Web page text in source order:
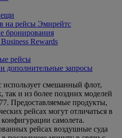
на рейсы Эмирейтс
бронирования
Rewards
рейсы
дополнительные запросы
смешанный флот,
и из более поздних моделей
Предоставляемые продукты,
рейсах могут отличаться в
самолета.
рейсах воздушные суда